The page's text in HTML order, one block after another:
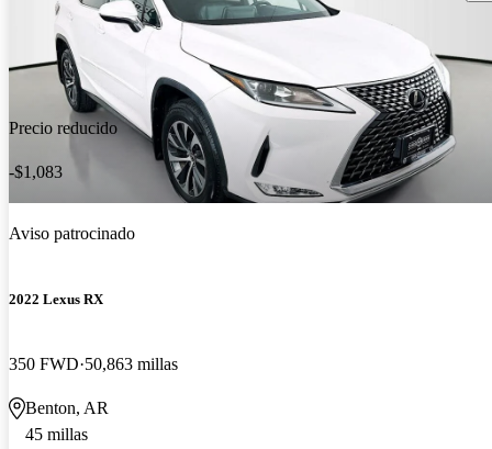
Precio reducido
-$1,083
Aviso patrocinado
2022 Lexus RX
350 FWD 50,863 millas
Benton, AR
45 millas